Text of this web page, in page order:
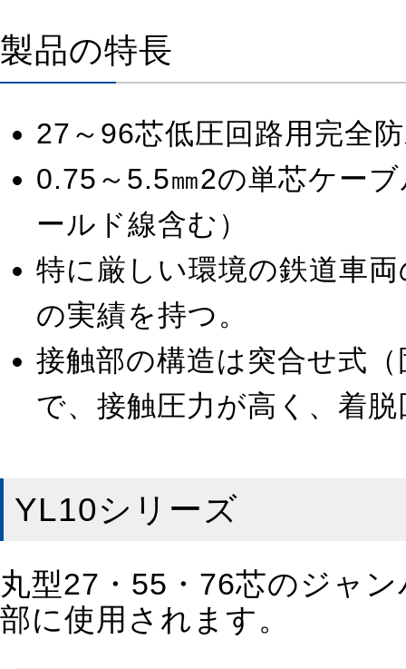
製品の特長
27～96芯低圧回路用完全
0.75～5.5㎜2の単芯ケー
ールド線含む）
特に厳しい環境の鉄道車
の実績を持つ。
接触部の構造は突合せ式
で、接触圧力が高く、着
YL10シリーズ
丸型27・55・76芯のジャ
部に使用されます。